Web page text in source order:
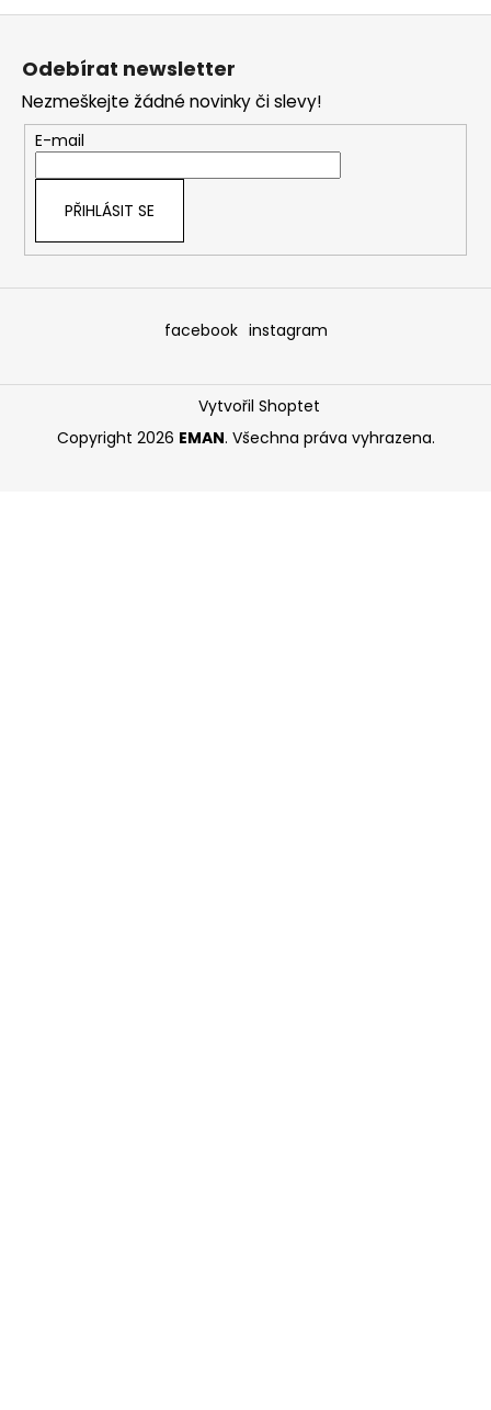
Odebírat newsletter
Nezmeškejte žádné novinky či slevy!
E-mail
PŘIHLÁSIT SE
facebook instagram
Vytvořil Shoptet
Copyright 2026 EMAN. Všechna práva vyhrazena.